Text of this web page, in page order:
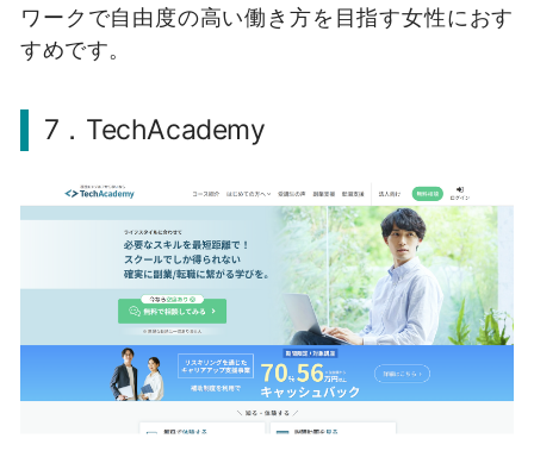
ワークで自由度の高い働き方を目指す女性におす
すめです。
7．TechAcademy